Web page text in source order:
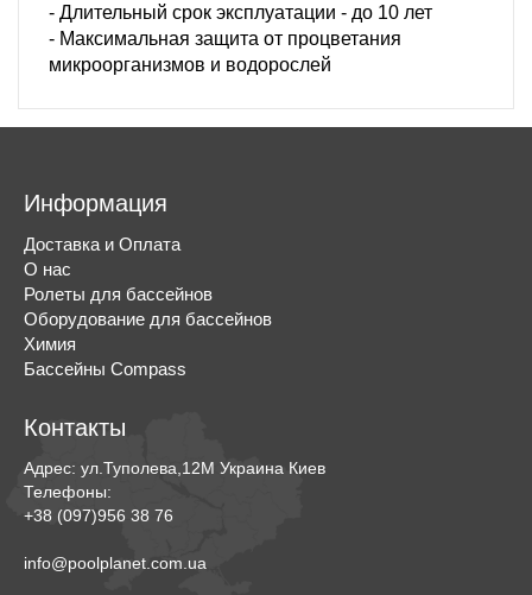
- Длительный срок эксплуатации - до 10 лет
- Максимальная защита от процветания
микроорганизмов и водорослей
Информация
Доставка и Оплата
О нас
Ролеты для бассейнов
Оборудование для бассейнов
Химия
Бассейны Compass
Контакты
Адрес: ул.Туполева,12М Украина Киев
Телефоны:
+38 (097)956 38 76
info@poolplanet.com.ua